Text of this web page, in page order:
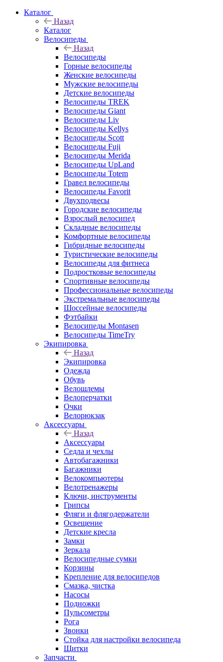
Каталог
Назад
Каталог
Велосипеды
Назад
Велосипеды
Горные велосипеды
Женские велосипеды
Мужские велосипеды
Детские велосипеды
Велосипеды TREK
Велосипеды Giant
Велосипеды Liv
Велосипеды Kellys
Велосипеды Scott
Велосипеды Fuji
Велосипеды Merida
Велосипеды UpLand
Велосипеды Totem
Гравел велосипеды
Велосипеды Favorit
Двухподвесы
Городские велосипеды
Взрослый велосипед
Складные велосипеды
Комфортные велосипеды
Гибридные велосипеды
Туристические велосипеды
Велосипеды для фитнеса
Подростковые велосипеды
Спортивные велосипеды
Профессиональные велосипеды
Экстремальные велосипеды
Шоссейные велосипеды
Фэтбайки
Велосипеды Montasen
Велосипеды TimeTry
Экипировка
Назад
Экипировка
Одежда
Обувь
Велошлемы
Велоперчатки
Очки
Велорюкзак
Аксессуары
Назад
Аксессуары
Седла и чехлы
Автобагажники
Багажники
Велокомпьютеры
Велотренажеры
Ключи, инструменты
Грипсы
Фляги и флягодержатели
Освещение
Детские кресла
Замки
Зеркала
Велосипедные сумки
Корзины
Крепление для велосипедов
Смазка, чистка
Насосы
Подножки
Пульсометры
Рога
Звонки
Стойка для настройки велосипеда
Щитки
Запчасти